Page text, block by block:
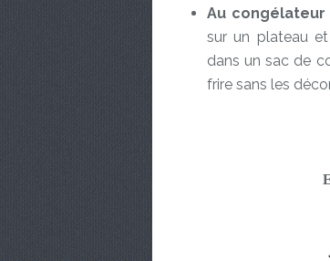
Au congélateur
sur un plateau
dans un sac de
frire sans les